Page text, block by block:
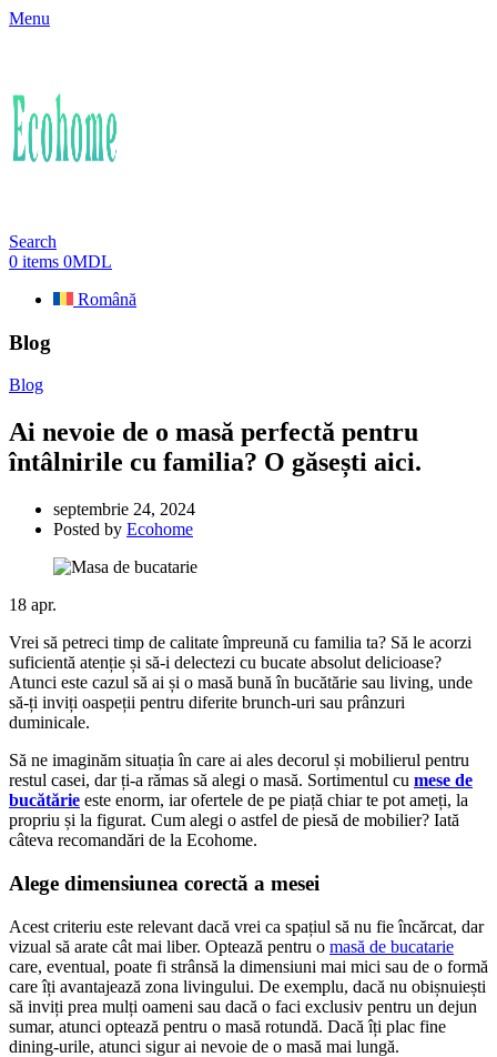
Menu
Search
0 items 0MDL
Română
Blog
Blog
Ai nevoie de o masă perfectă pentru
întâlnirile cu familia? O găsești aici.
septembrie 24, 2024
Posted by Ecohome
18 apr.
Vrei să petreci timp de calitate împreună cu familia ta? Să le acorzi
suficientă atenție și să-i delectezi cu bucate absolut delicioase?
Atunci este cazul să ai și o masă bună în bucătărie sau living, unde
să-ți inviți oaspeții pentru diferite brunch-uri sau prânzuri
duminicale.
Să ne imaginăm situația în care ai ales decorul și mobilierul pentru
restul casei, dar ți-a rămas să alegi o masă. Sortimentul cu mese de
bucătărie este enorm, iar ofertele de pe piață chiar te pot ameți, la
propriu și la figurat. Cum alegi o astfel de piesă de mobilier? Iată
câteva recomandări de la Ecohome.
Alege dimensiunea corectă a mesei
Acest criteriu este relevant dacă vrei ca spațiul să nu fie încărcat, dar
vizual să arate cât mai liber. Optează pentru o masă de bucatarie
care, eventual, poate fi strânsă la dimensiuni mai mici sau de o formă
care îți avantajează zona livingului. De exemplu, dacă nu obișnuiești
să inviți prea mulți oameni sau dacă o faci exclusiv pentru un dejun
sumar, atunci optează pentru o masă rotundă. Dacă îți plac fine
dining-urile, atunci sigur ai nevoie de o masă mai lungă.